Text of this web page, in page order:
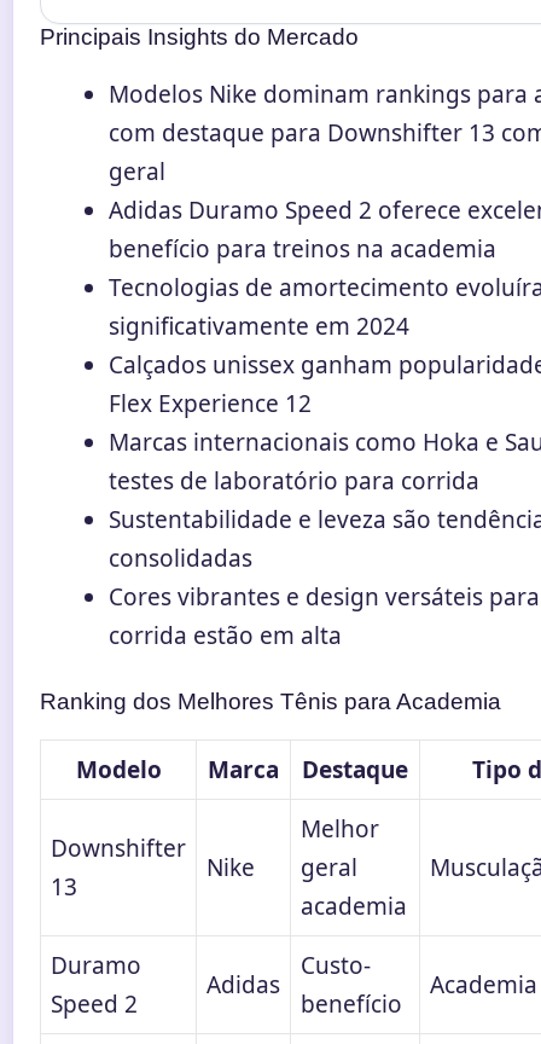
Principais Insights do Mercado
Modelos Nike dominam rankings para
com destaque para Downshifter 13
geral
Adidas Duramo Speed 2 oferece
benefício para treinos na academia
Tecnologias de amortecimento
significativamente em 2024
Calçados unissex ganham
Flex Experience 12
Marcas internacionais como Hoka e
testes de laboratório para corrida
Sustentabilidade e leveza são
consolidadas
Cores vibrantes e design versáteis
corrida estão em alta
Ranking dos Melhores Tênis para Academia
Modelo Marca Destaque Tipo
Downshifter
13
Nike
Melhor
geral
academia
Duramo
Speed 2
Adidas
Custo-
benefício
Academia